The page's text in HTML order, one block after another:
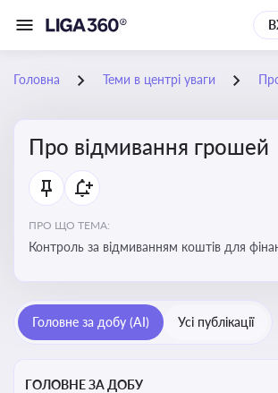
Головна Теми в центрі уваги
Про відмивання грошей
ПРО ЩО ТЕМА:
Контроль за відмиванням коштів для
сплати податків. Вбудовування AML у
Головне за добу (AI) Усі публікації
ГОЛОВНЕ ЗА ДОБУ